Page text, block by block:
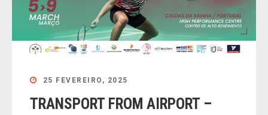
25 FEVEREIRO, 2025
TRANSPORT FROM AIRPORT –